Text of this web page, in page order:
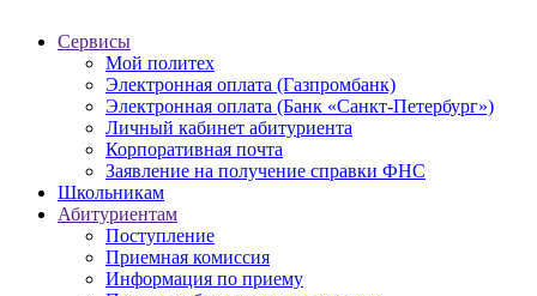
Сервисы
Мой политех
Электронная оплата (Газпромбанк)
Электронная оплата (Банк «Санкт-Петербург»)
Личный кабинет абитуриента
Корпоративная почта
Заявление на получение справки ФНС
Школьникам
Абитуриентам
Поступление
Приемная комиссия
Информация по приему